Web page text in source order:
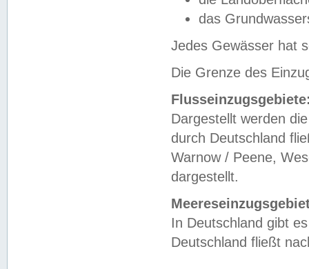
das
Jedes Gewässer hat
Die Grenze des
Dargestellt werden
durch Deutschland
Warnow / Peene,
dargestellt.
In Deutschland gibt
Deutschland fließt